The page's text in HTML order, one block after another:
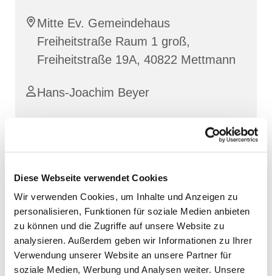
Diese Webseite verwendet Cookies
Wir verwenden Cookies, um Inhalte und Anzeigen zu
personalisieren, Funktionen für soziale Medien anbieten
zu können und die Zugriffe auf unsere Website zu
analysieren. Außerdem geben wir Informationen zu Ihrer
Verwendung unserer Website an unsere Partner für
soziale Medien, Werbung und Analysen weiter. Unsere
Mitte Ev. Gemeindehaus
Freiheitstraße Raum 1 groß,
Freiheitstraße 19A, 40822 Mettmann
Hans-Joachim Beyer